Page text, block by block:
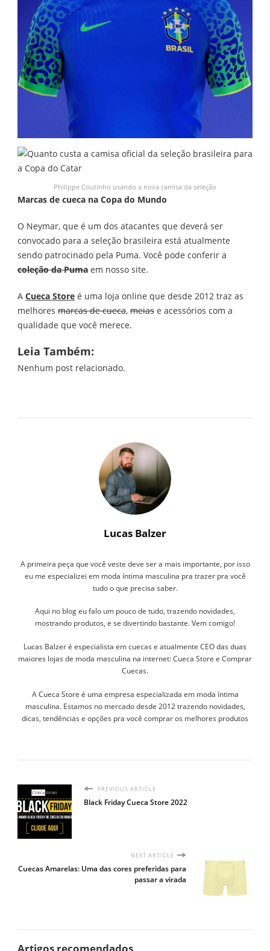
Philippe Coutinho usando a nova camisa da seleção
Marcas de cueca na Copa do Mundo
O Neymar, que é um dos atacantes que deverá ser
convocado para a seleção brasileira está atualmente
sendo patrocinado pela Puma. Você pode conferir a
coleção da Puma em nosso site.
A Cueca Store é uma loja online que desde 2012 traz as
melhores marcas de cueca, meias e acessórios com a
qualidade que você merece.
Leia Também:
Nenhum post relacionado.
Lucas Balzer
A primeira peça que você veste deve ser a mais importante, por isso
eu me especializei em moda íntima masculina pra trazer pra você
tudo o que precisa saber.
Aqui no blog eu falo um pouco de tudo, trazendo novidades,
mostrando produtos, e se divertindo bastante. Vem comigo!
Lucas Balzer é especialista em cuecas e atualmente CEO das duas
maiores lojas de moda masculina na internet: Cueca Store e Comprar
Cuecas.
A Cueca Store é uma empresa especializada em moda íntima
masculina. Estamos no mercado desde 2012 trazendo novidades,
dicas, tendências e opções pra você comprar os melhores produtos
PREVIOUS ARTICLE
Black Friday Cueca Store 2022
NEXT ARTICLE
Cuecas Amarelas: Uma das cores preferidas para
passar a virada